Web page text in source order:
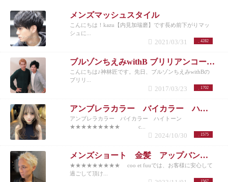
メンズマッシュスタイル
こんにちは！kazu【内見加瑞磨】です長め前下がりマッ
シュに...
4282
2021/03/31
ブルゾンちえみwithB ブリリアンコージ君♪
こんにちは♪神林匠です。先日、ブルゾンちえみwithBの
ブリリ...
1702
2017/03/23
アンブレラカラー バイカラー ハイトーン
アンブレラカラー バイカラー ハイトーン
★★★★★★★★★ c...
1575
2024/10/30
メンズショート 金髪 アップバング 10代20代30代40代50代
★★★★★★★★★ coo et fuuでは、お客様に安心して
過ごして頂け...